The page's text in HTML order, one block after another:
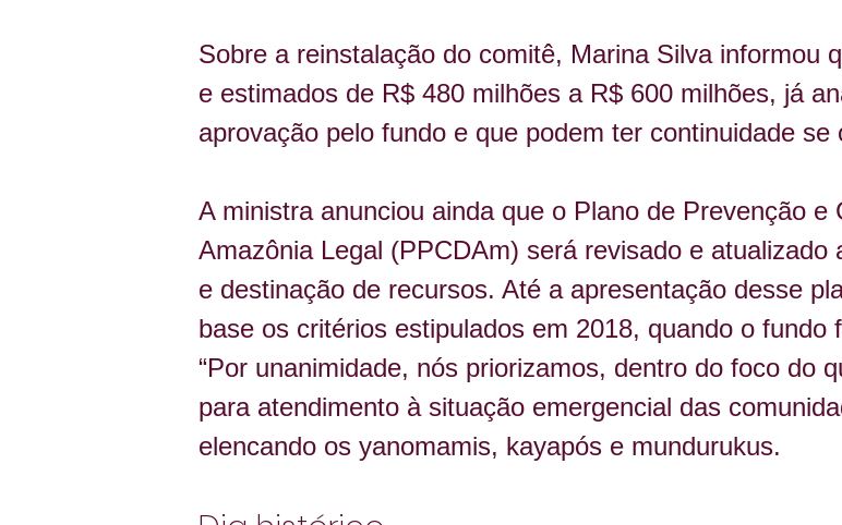
Sobre a reinstalação do comitê, Marina Silva informou
e estimados de R$ 480 milhões a R$ 600 milhões, já
aprovação pelo fundo e que podem ter continuidade
A ministra anunciou ainda que o Plano de Prevenção
Amazônia Legal (PPCDAm) será revisado e
e destinação de recursos. Até a apresentação desse
base os critérios estipulados em 2018, quando o
“Por unanimidade, nós priorizamos, dentro do foco do
para atendimento à situação emergencial das
elencando os yanomamis, kayapós e mundurukus.